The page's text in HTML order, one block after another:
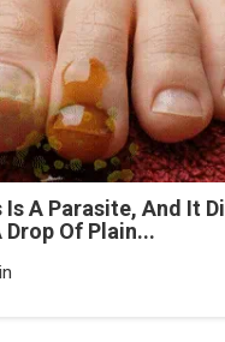
Is A Parasite, And It
Drop Of Plain...